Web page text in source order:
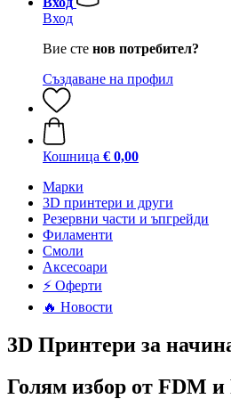
Вход
Вие сте нов потребител?
Създаване на профил
Кошница € 0,00
Mарки
3D принтери и други
Резервни части и ъпгрейди
Филаменти
Смоли
Аксесоари
⚡ Оферти
🔥 Новости
3D Принтери за
Голям избор от FDM